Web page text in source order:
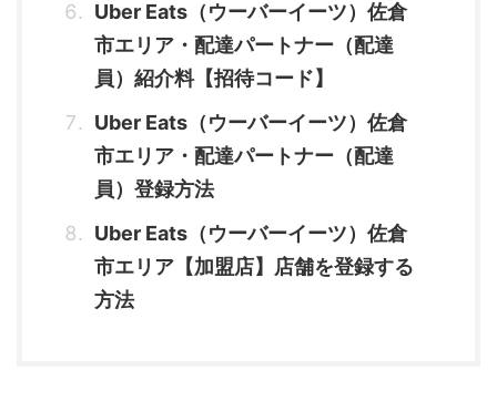
Uber Eats（ウーバーイーツ）佐倉
市エリア・配達パートナー（配達
員）紹介料【招待コード】
Uber Eats（ウーバーイーツ）佐倉
市エリア・配達パートナー（配達
員）登録方法
Uber Eats（ウーバーイーツ）佐倉
市エリア【加盟店】店舗を登録する
方法